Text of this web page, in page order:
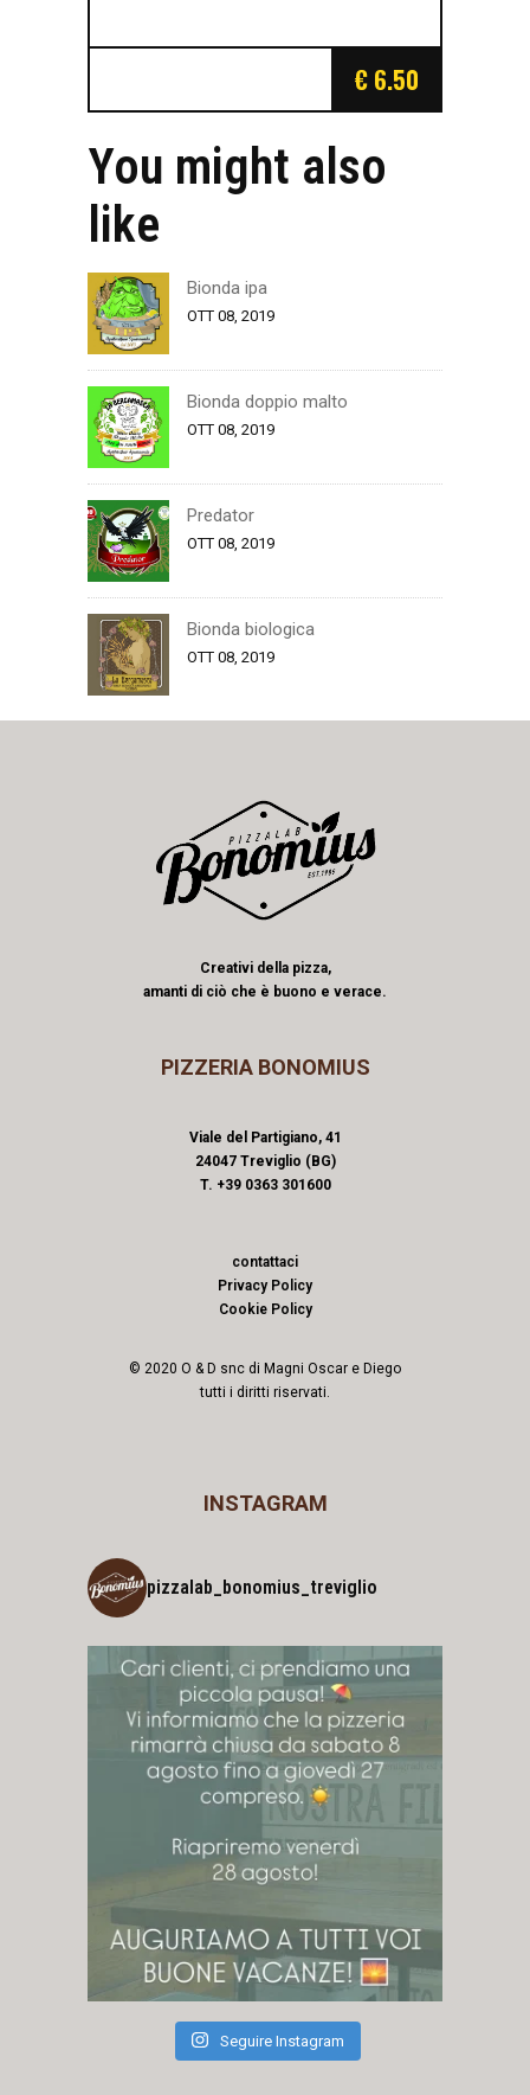
€ 6.50
You might also
like
Bionda ipa
OTT 08, 2019
Bionda doppio malto
OTT 08, 2019
Predator
OTT 08, 2019
Bionda biologica
OTT 08, 2019
Creativi della pizza,
amanti di ciò che è buono e verace.
PIZZERIA BONOMIUS
Viale del Partigiano, 41
24047 Treviglio (BG)
T. +39 0363 301600
contattaci
Privacy Policy
Cookie Policy
© 2020 O & D snc di Magni Oscar e Diego
tutti i diritti riservati.
INSTAGRAM
pizzalab_bonomius_treviglio
Seguire Instagram